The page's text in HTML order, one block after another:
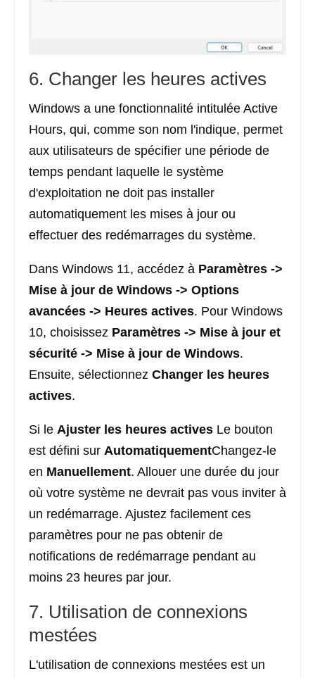
6. Changer les heures actives
Windows a une fonctionnalité intitulée Active
Hours, qui, comme son nom l'indique, permet
aux utilisateurs de spécifier une période de
temps pendant laquelle le système
d'exploitation ne doit pas installer
automatiquement les mises à jour ou
effectuer des redémarrages du système.
Dans Windows 11, accédez à Paramètres ->
Mise à jour de Windows -> Options
avancées -> Heures actives. Pour Windows
10, choisissez Paramètres -> Mise à jour et
sécurité -> Mise à jour de Windows.
Ensuite, sélectionnez Changer les heures
actives.
Si le Ajuster les heures actives Le bouton
est défini sur AutomatiquementChangez-le
en Manuellement. Allouer une durée du jour
où votre système ne devrait pas vous inviter à
un redémarrage. Ajustez facilement ces
paramètres pour ne pas obtenir de
notifications de redémarrage pendant au
moins 23 heures par jour.
7. Utilisation de connexions
mestées
L'utilisation de connexions mestées est un